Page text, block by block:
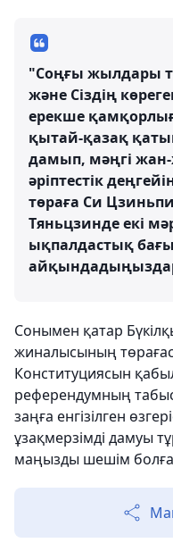
"Соңғы жылдары
және Сіздің
ерекше
қытай-қазақ
дамып, мәңгі
әріптестік
төраға Си
Тяньцзинде екі
ықпалдастық
Сонымен қатар
жиналысының
Конституциясын
референдумның
заңға енгізілген
ұзақмерзімді дамуы
маңызды шешім